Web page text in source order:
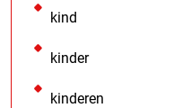
kind
kinder
kinderen